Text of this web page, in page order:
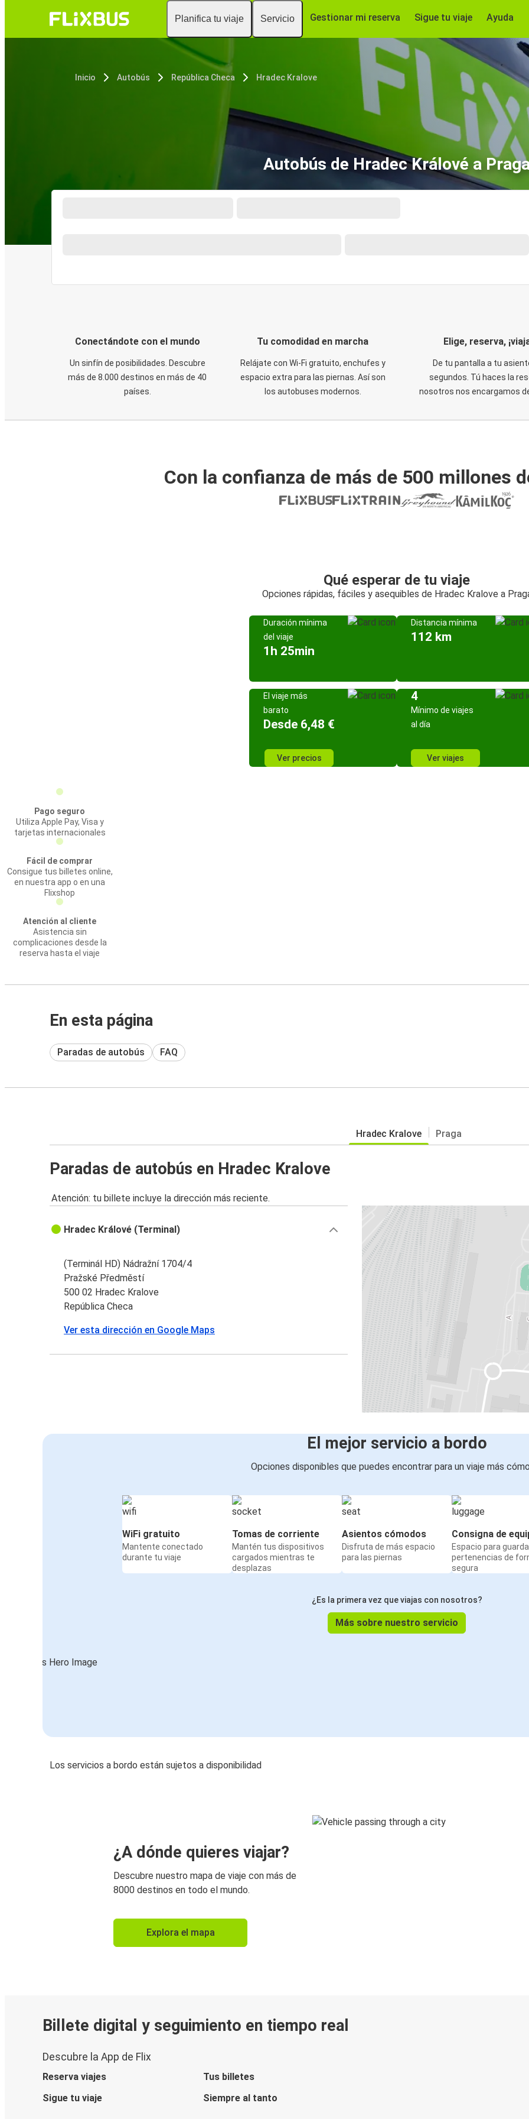
Planifica tu viaje Servicio Gestionar mi reserva Sigue tu viaje Ayuda
Inicio Autobús República Checa Hradec Kralove
Autobús de Hradec Králové a
Conectándote con el mundo
Un sinfín de posibilidades. Descubre
más de 8.000 destinos en más de 40
países.
Tu comodidad en marcha
Relájate con Wi-Fi gratuito, enchufes y
espacio extra para las piernas. Así son
los autobuses modernos.
Elige, reserva,
De tu pantalla a tu
segundos. Tú haces la
nosotros nos encargamos
Con la confianza de más de 500 millones
Qué esperar de tu viaje
Opciones rápidas, fáciles y asequibles de Hradec Kralove a
Duración mínima
del viaje
1h 25min
Distancia mínima
112 km
El viaje más
barato
Desde 6,48 €
Ver precios
4
Mínimo de viajes
al día
Ver viajes
Pago seguro
Utiliza Apple Pay, Visa y
tarjetas internacionales
Fácil de comprar
Consigue tus billetes online,
en nuestra app o en una
Flixshop
Atención al cliente
Asistencia sin
complicaciones desde la
reserva hasta el viaje
En esta página
Paradas de autobús FAQ
Hradec Kralove Praga
Paradas de autobús en Hradec Kralove
Atención: tu billete incluye la dirección más reciente.
Hradec Králové (Terminal)
(Terminál HD) Nádražní 1704/4
Pražské Předměstí
500 02 Hradec Kralove
República Checa
Ver esta dirección en Google Maps
El mejor servicio a bordo
Opciones disponibles que puedes encontrar para un viaje más
WiFi gratuito
Mantente conectado
durante tu viaje
Tomas de corriente
Mantén tus dispositivos
cargados mientras te
desplazas
Asientos cómodos
Disfruta de más espacio
para las piernas
Consigna de
Espacio para
pertenencias de
segura
¿Es la primera vez que viajas con nosotros?
Más sobre nuestro servicio
Los servicios a bordo están sujetos a disponibilidad
¿A dónde quieres viajar?
Descubre nuestro mapa de viaje con más de
8000 destinos en todo el mundo.
Explora el mapa
Billete digital y seguimiento en tiempo real
Descubre la App de Flix
Reserva viajes
Tus billetes
Sigue tu viaje
Siempre al tanto